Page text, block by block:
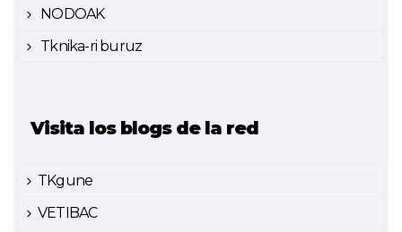
NODOAK
Tknika-ri buruz
Visita los blogs de la red
TKgune
VETIBAC